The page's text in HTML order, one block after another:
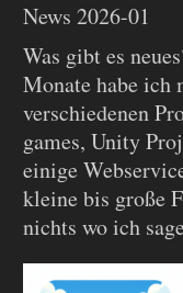
News 2026-01
Was gibt es
Monate habe ich
verschiedenen
games, Unity
einige
kleine bis große
nichts wo ich